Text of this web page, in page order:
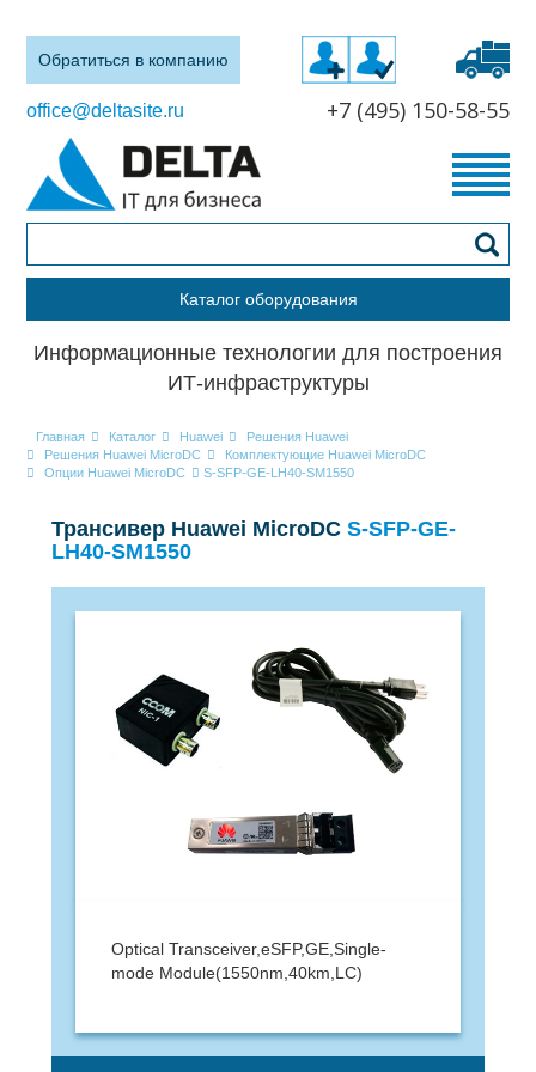
Обратиться в компанию
office@deltasite.ru +7 (495) 150-58-55
Каталог оборудования
Информационные технологии для построения
ИТ-инфраструктуры
Главная Каталог Huawei
Решения Huawei
Решения Huawei MicroDC
Комплектующие Huawei MicroDC
Опции Huawei MicroDC
S-SFP-GE-LH40-SM1550
Трансивер Huawei MicroDC S-SFP-GE-
LH40-SM1550
Optical Transceiver,eSFP,GE,Single-
mode Module(1550nm,40km,LC)